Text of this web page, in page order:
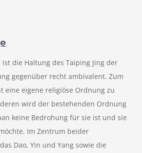
die Haltung des Taiping Jing der
gegenüber recht ambivalent. Zum
eine eigene religiöse Ordnung zu
wird der bestehenden Ordnung
keine Bedrohung für sie ist und sie
Im Zentrum beider
Dao, Yin und Yang sowie die